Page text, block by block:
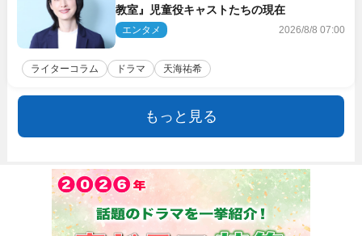
教室』児童役キャストたちの現在
エンタメ 2026/8/8 07:00
ライターコラム ドラマ 天海祐希
もっと見る